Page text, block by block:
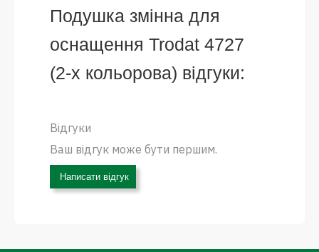
Подушка змінна для
оснащення Trodat 4727
(2-х кольорова) відгуки:
Відгуки
Ваш відгук може бути першим.
Написати відгук